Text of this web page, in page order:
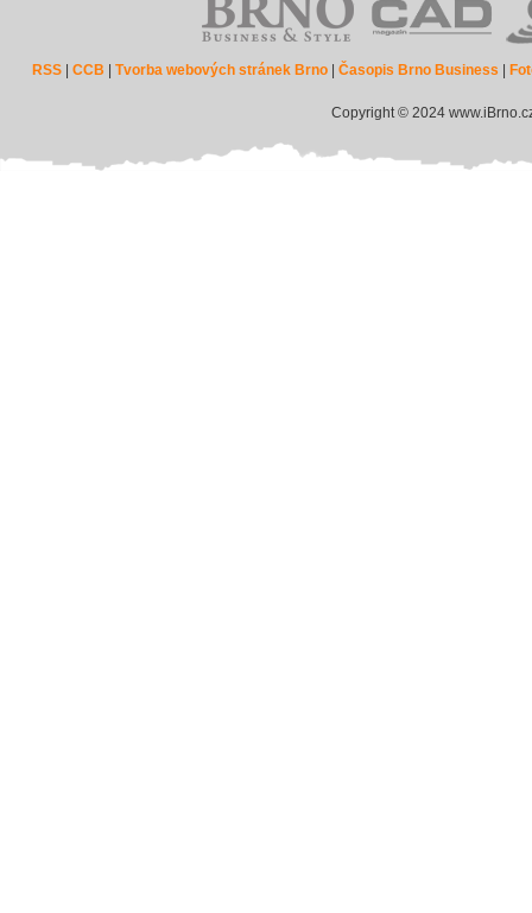
RSS |CCB |Tvorba webových stránek Brno |Časopis Brno Business
Copyright © 2024